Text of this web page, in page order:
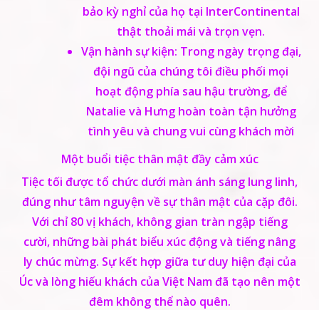
bảo kỳ nghỉ của họ tại InterContinental
thật thoải mái và trọn vẹn.
Vận hành sự kiện: Trong ngày trọng đại,
đội ngũ của chúng tôi điều phối mọi
hoạt động phía sau hậu trường, để
Natalie và Hưng hoàn toàn tận hưởng
tình yêu và chung vui cùng khách mời
Một buổi tiệc thân mật đầy cảm xúc
Tiệc tối được tổ chức dưới màn ánh sáng lung linh,
đúng như tâm nguyện về sự thân mật của cặp đôi.
Với chỉ 80 vị khách, không gian tràn ngập tiếng
cười, những bài phát biểu xúc động và tiếng nâng
ly chúc mừng. Sự kết hợp giữa tư duy hiện đại của
Úc và lòng hiếu khách của Việt Nam đã tạo nên một
đêm không thể nào quên.
ĐĂNG KÝ NHẬN TƯ VẤN WEDDING
PLANNER
Vui lòng để lại thông tin để Team YWP có
thể liên hệ bạn sớm nhất.
*Tên của bạn
XEM THÊM PORTFOLIO
Vui lòng để lại thông tin để nhận được
nhiềuportfolio khác